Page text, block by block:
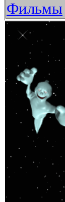
Фильмы